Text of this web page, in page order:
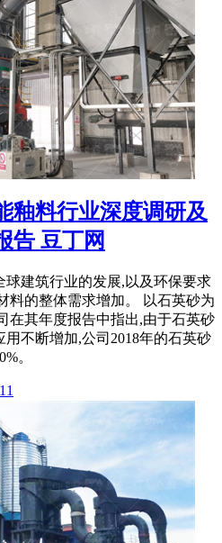
釉料行业深度调研及
告 豆丁网
球建筑行业的发展,以及环保要求
料的整体需求增加。 以石英砂为
在其年度报告中指出,由于石英砂
不断增加,公司2018年的石英砂
。